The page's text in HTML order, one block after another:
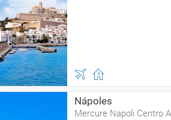
Nápoles
Mercure Napoli Centro